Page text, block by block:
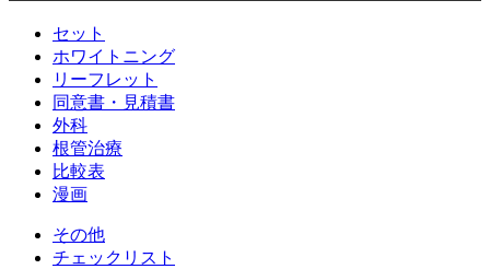
セット
ホワイトニング
リーフレット
同意書・見積書
外科
根管治療
比較表
漫画
その他
チェックリスト